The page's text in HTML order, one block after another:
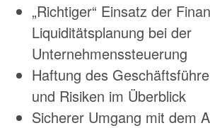
„Richtiger“ Einsatz der
Liquiditätsplanung bei der
Unternehmenssteuerung
Haftung des
und Risiken im Überblick
Sicherer Umgang mit dem